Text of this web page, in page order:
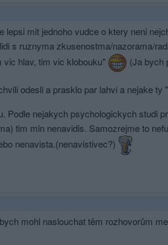
mit jednoho vudce o ktery neni
s ruznyma zkusenostma/na­zorama/
hlav, tim vic klobouku"
(Ja bych
odesli a prasklo par lahvi a nejake ty
Podle nejakych psychologickych studi
tim min nenavidis. Samozrejme to
nenavista.(ne­navistivec?)
mohl naslouchat těm rozhovorům